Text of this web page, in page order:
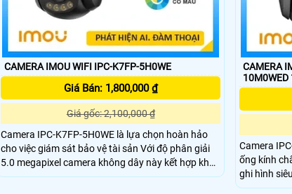
CAMERA IMOU WIFI IPC-K7FP-5H0WE
Giá Bán: 1,800,000 ₫
Giá gốc: 2,100,000 ₫
Camera IPC-K7FP-5H0WE là lựa chọn hoàn hảo
cho việc giám sát bảo vệ tài sản Với độ phân giải
5.0 megapixel camera không dây này kết hợp khả
năng phát hiện chuyển động thông minh và phát
CAMERA
10M0WED
Camera
ống kính
ghi hình
ống kính cố định. Ngoài ra